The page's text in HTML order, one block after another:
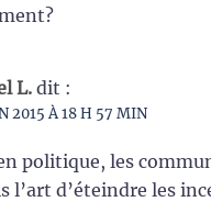
L.dit :
2015 À 18 H 57 MIN
politique, les
l’art d’éteindre les